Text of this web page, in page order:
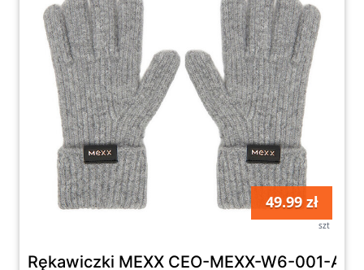
49.99 zł
szt
Rękawiczki MEXX CEO-MEXX-W6-001-